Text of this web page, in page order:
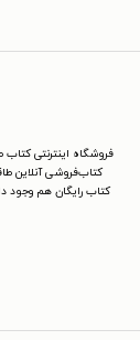
فروشگاه اینترنتی کتاب
کتاب‌فروشی آنلاین
کتاب رایگان هم وجود